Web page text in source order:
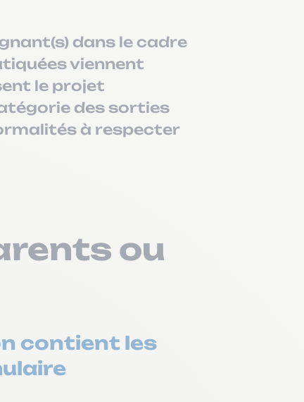
dans le cadre
viennent
le projet
des sorties
à respecter
ou
contient les